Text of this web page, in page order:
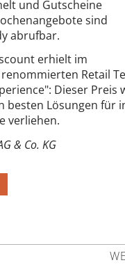
und Gutscheine
sind
abrufbar.
erhielt im
Retail
Dieser Preis
Lösungen für
verliehen.
& Co. KG